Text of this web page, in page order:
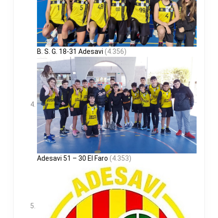
B. S. G. 18-31 Adesavi (4.356)
Adesavi 51 – 30 El Faro (4.353)